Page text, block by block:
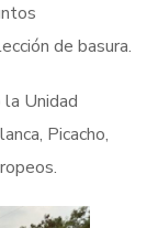
de basura.
Unidad
Picacho,